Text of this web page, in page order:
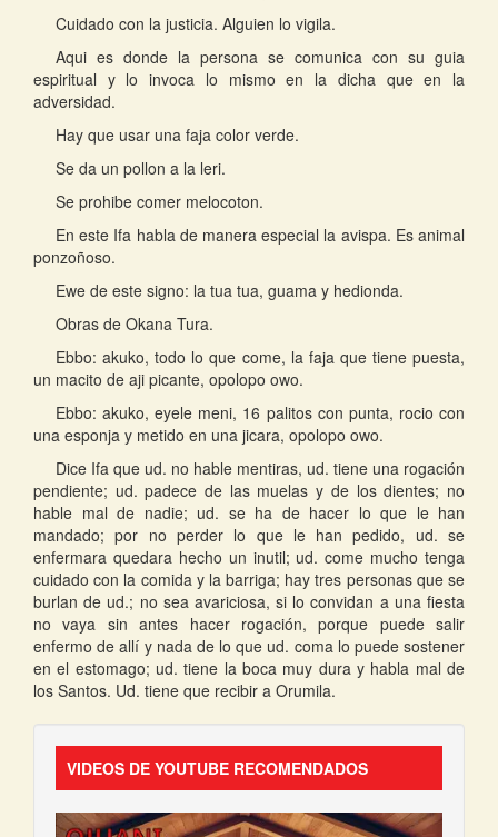
Cuidado con la justicia. Alguien lo vigila.
Aqui es donde la persona se comunica con su guia
espiritual y lo invoca lo mismo en la dicha que en la
adversidad.
Hay que usar una faja color verde.
Se da un pollon a la leri.
Se prohibe comer melocoton.
En este Ifa habla de manera especial la avispa. Es animal
ponzoñoso.
Ewe de este signo: la tua tua, guama y hedionda.
Obras de Okana Tura.
Ebbo: akuko, todo lo que come, la faja que tiene puesta,
un macito de aji picante, opolopo owo.
Ebbo: akuko, eyele meni, 16 palitos con punta, rocio con
una esponja y metido en una jicara, opolopo owo.
Dice Ifa que ud. no hable mentiras, ud. tiene una rogación
pendiente; ud. padece de las muelas y de los dientes; no
hable mal de nadie; ud. se ha de hacer lo que le han
mandado; por no perder lo que le han pedido, ud. se
enfermara quedara hecho un inutil; ud. come mucho tenga
cuidado con la comida y la barriga; hay tres personas que se
burlan de ud.; no sea avariciosa, si lo convidan a una fiesta
no vaya sin antes hacer rogación, porque puede salir
enfermo de allí y nada de lo que ud. coma lo puede sostener
en el estomago; ud. tiene la boca muy dura y habla mal de
los Santos. Ud. tiene que recibir a Orumila.
VIDEOS DE YOUTUBE RECOMENDADOS